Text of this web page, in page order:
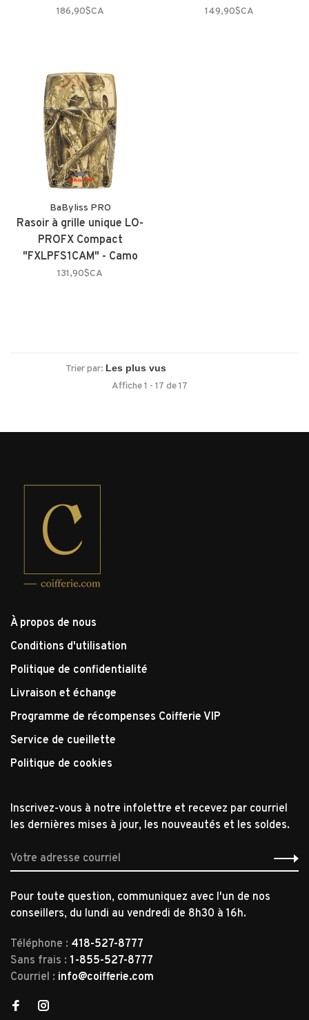
186,90$CA 149,90$CA
BaByliss PRO
Rasoir à grille unique LO-
PROFX Compact
"FXLPFS1CAM" - Camo
131,90$CA
Trier par:
Affiche 1 - 17 de 17
À propos de nous
Conditions d'utilisation
Politique de confidentialité
Livraison et échange
Programme de récompenses Coifferie VIP
Service de cueillette
Politique de cookies
Inscrivez-vous à notre infolettre et recevez par courriel
les dernières mises à jour, les nouveautés et les soldes.
Pour toute question, communiquez avec l'un de nos
conseillers, du lundi au vendredi de 8h30 à 16h.
Téléphone : 418-527-8777
Sans frais : 1-855-527-8777
Courriel : info@coifferie.com